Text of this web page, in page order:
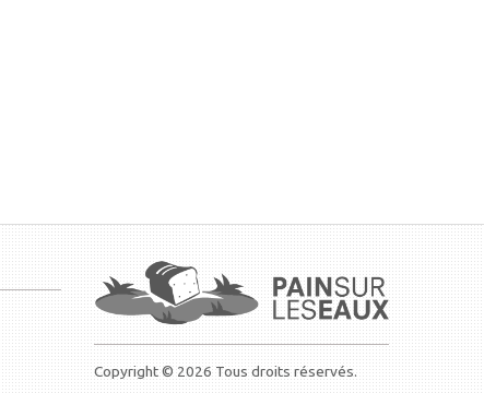
Copyright © 2026 Tous droits réservés.